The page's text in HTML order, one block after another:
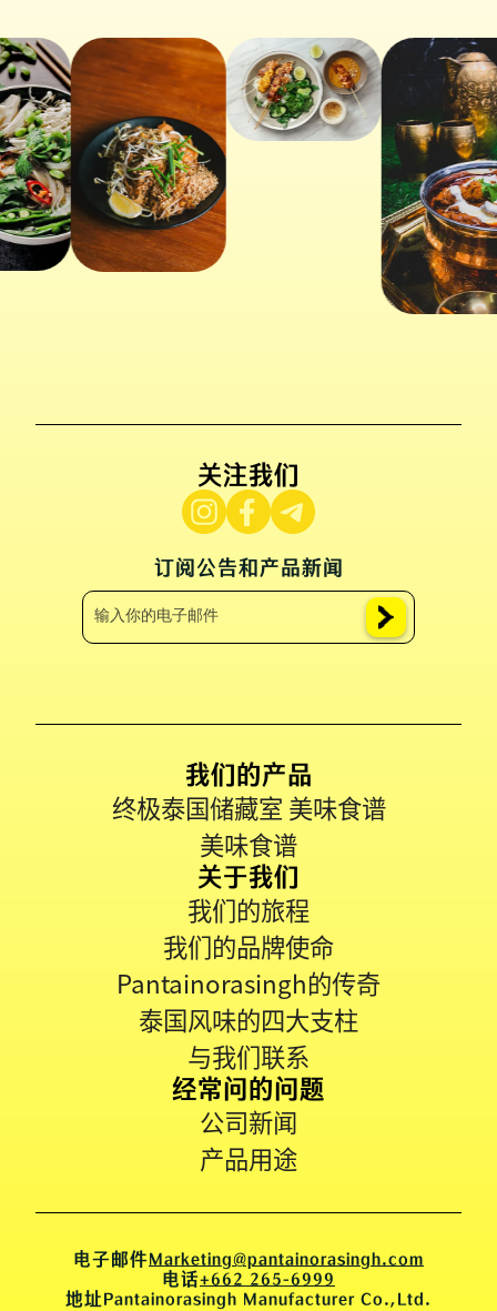
关注我们
订阅公告和产品新闻
我们的产品
终极泰国储藏室 美味食谱
美味食谱
关于我们
我们的旅程
我们的品牌使命
Pantainorasingh的传奇
泰国风味的四大支柱
与我们联系
经常问的问题
公司新闻
产品用途
电子邮件Marketing@pantainorasingh.com
电话+662 265-6999
地址 Pantainorasingh Manufacturer Co.,Ltd.